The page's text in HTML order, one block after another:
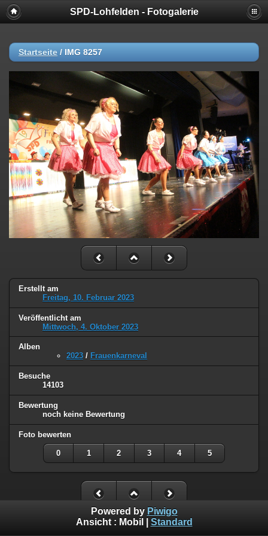
SPD-Lohfelden - Fotogalerie
Startseite / IMG 8257
Erstellt am
Freitag, 10. Februar 2023
Veröffentlicht am
Mittwoch, 4. Oktober 2023
Alben
2023 / Frauenkarneval
Besuche
14103
Bewertung
noch keine Bewertung
Foto bewerten
0 1 2 3 4 5
Powered by Piwigo
Ansicht : Mobil Standard